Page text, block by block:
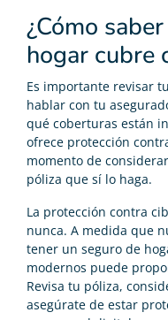
¿Cómo
hogar cubre
Es importante revisar
hablar con tu
qué coberturas están
ofrece protección
momento de
póliza que sí lo haga.
La protección contra
nunca. A medida que
tener un seguro de
modernos puede
Revisa tu póliza,
asegúrate de estar